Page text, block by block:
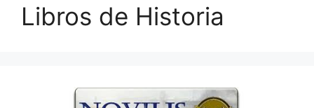
Libros de Historia